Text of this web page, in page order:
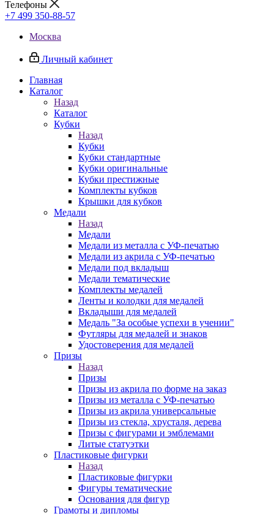
Телефоны
+7 499 350-88-57
Москва
Личный кабинет
Главная
Каталог
Назад
Каталог
Кубки
Назад
Кубки
Кубки стандартные
Кубки оригинальные
Кубки престижные
Комплекты кубков
Крышки для кубков
Медали
Назад
Медали
Медали из металла с УФ-печатью
Медали из акрила с УФ-печатью
Медали под вкладыш
Медали тематические
Комплекты медалей
Ленты и колодки для медалей
Вкладыши для медалей
Медаль "За особые успехи в учении"
Футляры для медалей и знаков
Удостоверения для медалей
Призы
Назад
Призы
Призы из акрила по форме на заказ
Призы из металла с УФ-печатью
Призы из акрила универсальные
Призы из стекла, хрусталя, дерева
Призы с фигурами и эмблемами
Литые статуэтки
Пластиковые фигурки
Назад
Пластиковые фигурки
Фигуры тематические
Основания для фигур
Грамоты и дипломы